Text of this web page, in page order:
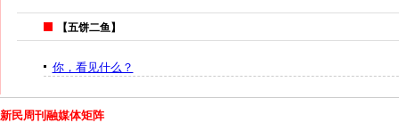
【五饼二鱼】
你，看见什么？
新民周刊融媒体矩阵